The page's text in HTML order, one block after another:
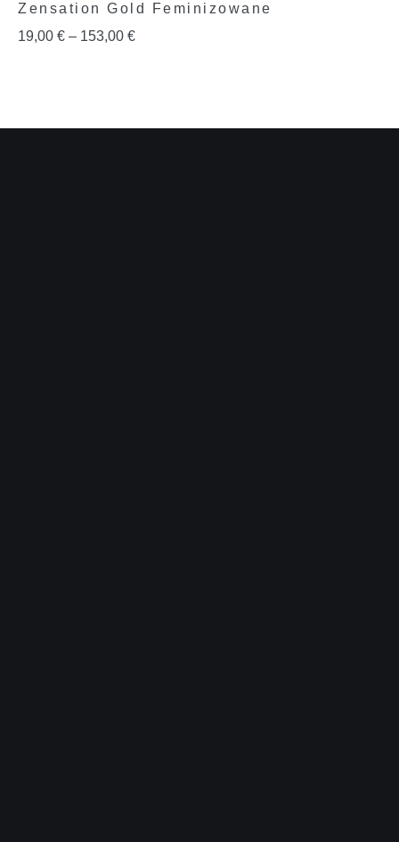
Zensation Gold Feminizowane
19,00 € – 153,00 €